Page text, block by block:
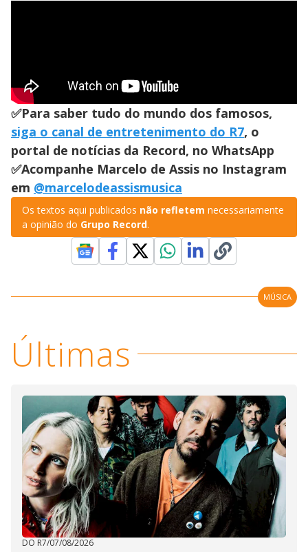
✅Para saber tudo do mundo dos famosos,
siga o canal de entretenimento do R7, o
portal de notícias da Record, no WhatsApp
✅Acompanhe Marcelo de Assis no Instagram
em @marcelodeassismusica
Os textos aqui publicados não refletem necessariamente
a opinião do Grupo Record.
MÚSICA
Últimas
DO R7/07/08/2026